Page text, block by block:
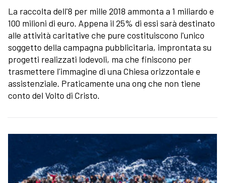
La raccolta dell'8 per mille 2018 ammonta a 1 miliardo e
100 milioni di euro. Appena il 25% di essi sarà destinato
alle attività caritative che pure costituiscono l'unico
soggetto della campagna pubblicitaria, improntata su
progetti realizzati lodevoli, ma che finiscono per
trasmettere l'immagine di una Chiesa orizzontale e
assistenziale. Praticamente una ong che non tiene
conto del Volto di Cristo.